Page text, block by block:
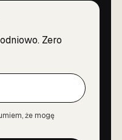
Zero
że mogę